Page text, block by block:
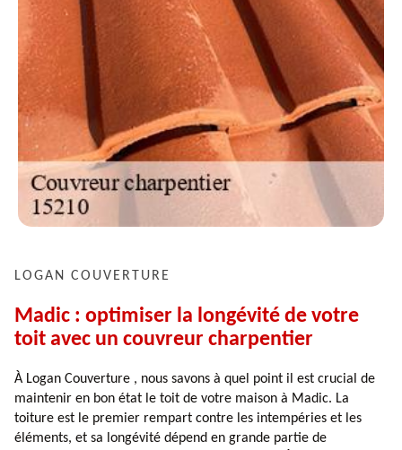
LOGAN COUVERTURE
Madic : optimiser la longévité de votre
toit avec un couvreur charpentier
À Logan Couverture , nous savons à quel point il est crucial de
maintenir en bon état le toit de votre maison à Madic. La
toiture est le premier rempart contre les intempéries et les
éléments, et sa longévité dépend en grande partie de